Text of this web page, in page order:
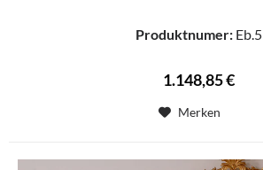
Produktnumer:Eb.5
1.148,85 €
Merken